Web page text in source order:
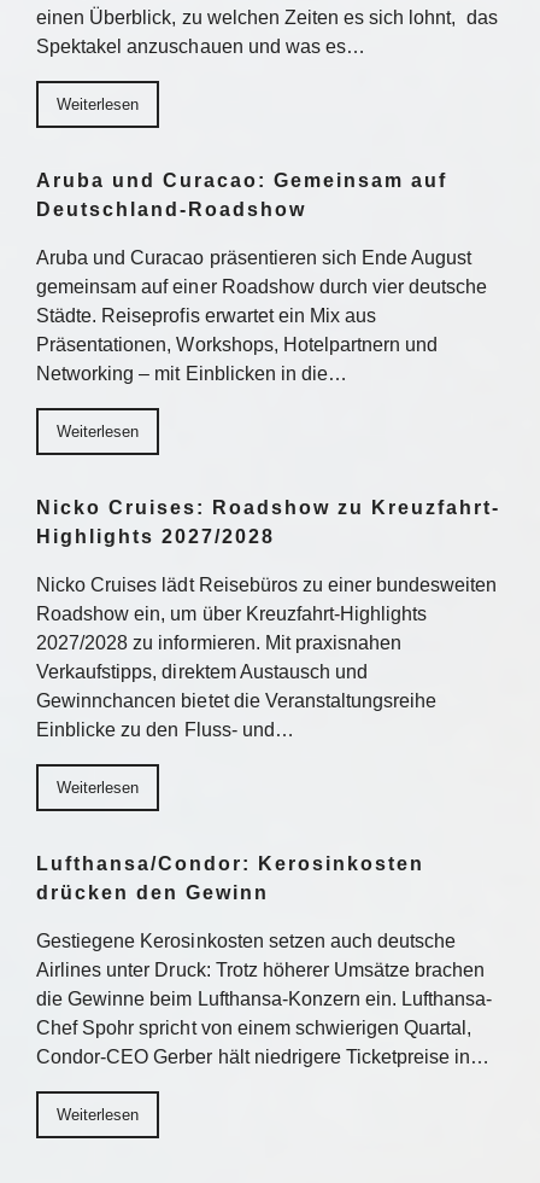
einen Überblick, zu welchen Zeiten es sich lohnt, das
Spektakel anzuschauen und was es…
Weiterlesen
Aruba und Curacao: Gemeinsam auf
Deutschland-Roadshow
Aruba und Curacao präsentieren sich Ende August
gemeinsam auf einer Roadshow durch vier deutsche
Städte. Reiseprofis erwartet ein Mix aus
Präsentationen, Workshops, Hotelpartnern und
Networking – mit Einblicken in die…
Weiterlesen
Nicko Cruises: Roadshow zu Kreuzfahrt-
Highlights 2027/2028
Nicko Cruises lädt Reisebüros zu einer bundesweiten
Roadshow ein, um über Kreuzfahrt-Highlights
2027/2028 zu informieren. Mit praxisnahen
Verkaufstipps, direktem Austausch und
Gewinnchancen bietet die Veranstaltungsreihe
Einblicke zu den Fluss- und…
Weiterlesen
Lufthansa/Condor: Kerosinkosten
drücken den Gewinn
Gestiegene Kerosinkosten setzen auch deutsche
Airlines unter Druck: Trotz höherer Umsätze brachen
die Gewinne beim Lufthansa-Konzern ein. Lufthansa-
Chef Spohr spricht von einem schwierigen Quartal,
Condor-CEO Gerber hält niedrigere Ticketpreise in…
Weiterlesen